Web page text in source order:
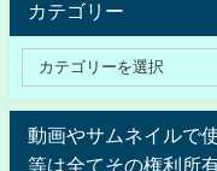
カテゴリー
動画やサムネイルで
等は全てその権利所